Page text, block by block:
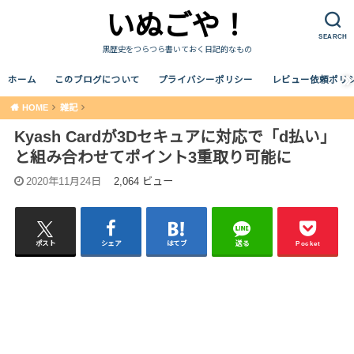
SEARCH
いぬごや！
黒歴史をつらつら書いておく日記的なもの
ホーム このブログについて プライバシーポリシー レビュー依頼ポリ
HOME 雑記
Kyash Cardが3Dセキュアに対応で「d払い」
と組み合わせてポイント3重取り可能に
2020年11月24日 2,064 ビュー
ポスト シェア はてブ 送る Pocket